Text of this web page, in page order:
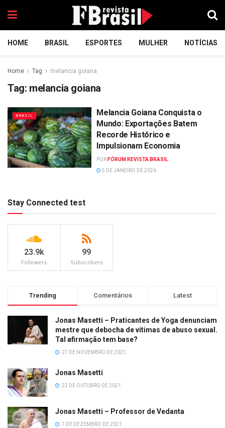
HOME BRASIL ESPORTES MULHER NOTÍCIAS
Home Tag melancia goiana
Tag: melancia goiana
BRASIL
Melancia Goiana Conquista o
Mundo: Exportações Batem
Recorde Histórico e
Impulsionam Economia
POR FÓRUM REVISTA BRASIL
5 DE JANEIRO DE 2026
Stay Connected test
23.9k
Followers
99
Subscribers
Trending Comentários Latest
Jonas Masetti – Praticantes de Yoga denunciam
mestre que debocha de vítimas de abuso sexual.
Tal afirmação tem base?
27 DE NOVEMBRO DE 2021
Jonas Masetti
22 DE OUTUBRO DE 2021
Jonas Masetti – Professor de Vedanta
7 DE DEZEMBRO DE 2021